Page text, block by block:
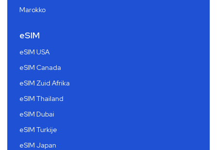
Marokko
eSIM
eSIM USA
eSIM Canada
eSIM Zuid Afrika
eSIM Thailand
eSIM Dubai
eSIM Turkije
eSIM Japan